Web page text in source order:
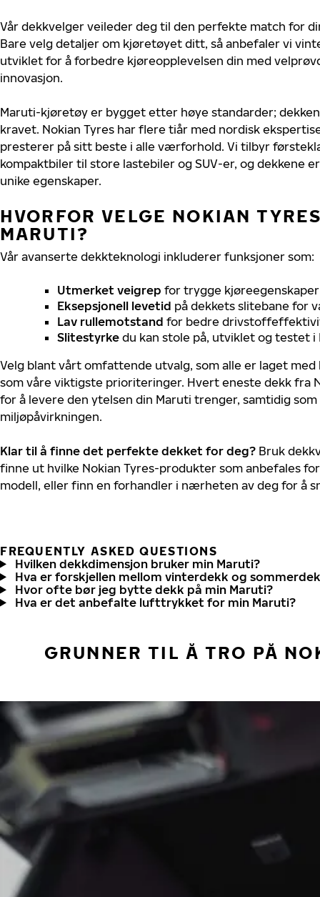
Vår dekkvelger veileder deg til den perfekte match for
Bare velg detaljer om kjøretøyet ditt, så anbefaler vi
utviklet for å forbedre kjøreopplevelsen din med
innovasjon.
Maruti-kjøretøy er bygget etter høye standarder;
kravet. Nokian Tyres har flere tiår med nordisk
presterer på sitt beste i alle værforhold. Vi tilbyr
kompaktbiler til store lastebiler og SUV-er, og dekkene
unike egenskaper.
HVORFOR VELGE NOKIAN
MARUTI?
Vår avanserte dekkteknologi inkluderer funksjoner som:
Utmerket veigrep for trygge
Eksepsjonell levetid på dekkets slitebane for
Lav rullemotstand for bedre
Slitestyrke du kan stole på, utviklet og testet i
Velg blant vårt omfattende utvalg, som alle er laget
som våre viktigste prioriteringer. Hvert eneste dekk fra
for å levere den ytelsen din Maruti trenger, samtidig
miljøpåvirkningen.
Klar til å finne det perfekte dekket for deg? Bruk
finne ut hvilke Nokian Tyres-produkter som anbefales
modell, eller finn en forhandler i nærheten av deg for å
FREQUENTLY ASKED QUESTIONS
Hvilken dekkdimensjon bruker min Maruti?
Hva er forskjellen mellom vinterdekk og
Hvor ofte bør jeg bytte dekk på min Maruti?
Hva er det anbefalte lufttrykket for min Maruti?
GRUNNER TIL Å TRO PÅ